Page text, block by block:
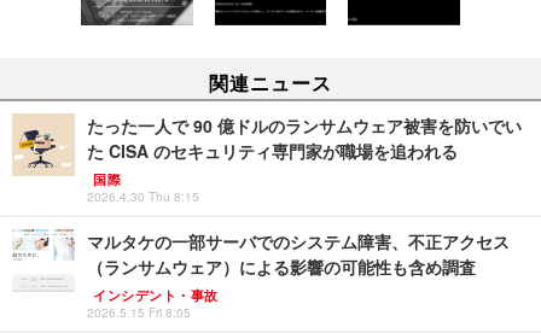
関連ニュース
たった一人で 90 億ドルのランサムウェア被害を防いでい
た CISA のセキュリティ専門家が職場を追われる
国際
2026.4.30 Thu 8:15
マルタケの一部サーバでのシステム障害、不正アクセス
（ランサムウェア）による影響の可能性も含め調査
インシデント・事故
2026.5.15 Fri 8:05